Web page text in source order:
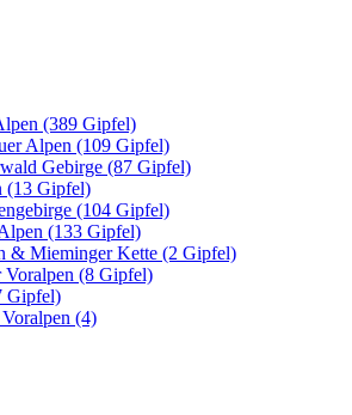
(389 Gipfel)
Alpen (109 Gipfel)
Gebirge (87 Gipfel)
(13 Gipfel)
(104 Gipfel)
(133 Gipfel)
& Mieminger Kette (2 Gipfel)
Voralpen (8 Gipfel)
Gipfel)
(4)